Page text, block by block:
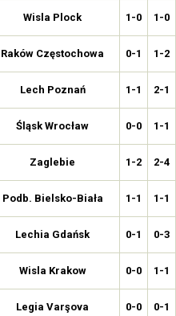
Wisla Plock 1-0 1-0
Raków Częstochowa 0-1 1-2
Lech Poznań 1-1 2-1
Śląsk Wrocław 0-0 1-1
Zaglebie 1-2 2-4
Podb. Bielsko-Biała 1-1 1-1
Lechia Gdańsk 0-1 0-3
Wisla Krakow 0-0 1-1
Legia Varşova 0-0 0-1